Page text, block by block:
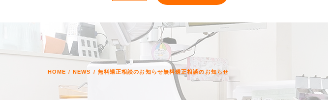
HOME / NEWS / 無料矯正相談のお知らせ無料矯正相談のお知らせ